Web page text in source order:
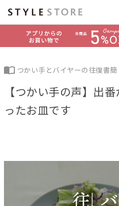
つかい手とバイヤーの往復書簡
【つかい手の声】出
ったお皿です